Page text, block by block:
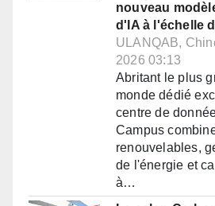
nouveau
d'IA à l'échelle
ULANQAB,
2026 03:13
Abritant le plus
monde dédié
centre de
Campus
renouvelables,
de l'énergie et
à…